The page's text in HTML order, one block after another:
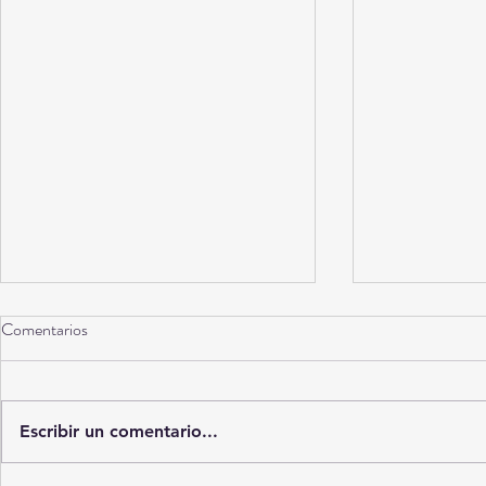
Torreón a 10 años
Comentarios
Escribir un comentario...